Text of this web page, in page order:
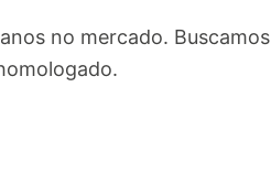
no mercado. Buscamos